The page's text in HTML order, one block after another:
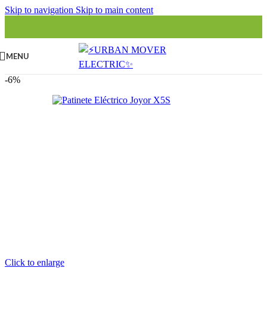
Skip to navigation Skip to main content
MENU
-6%
Click to enlarge